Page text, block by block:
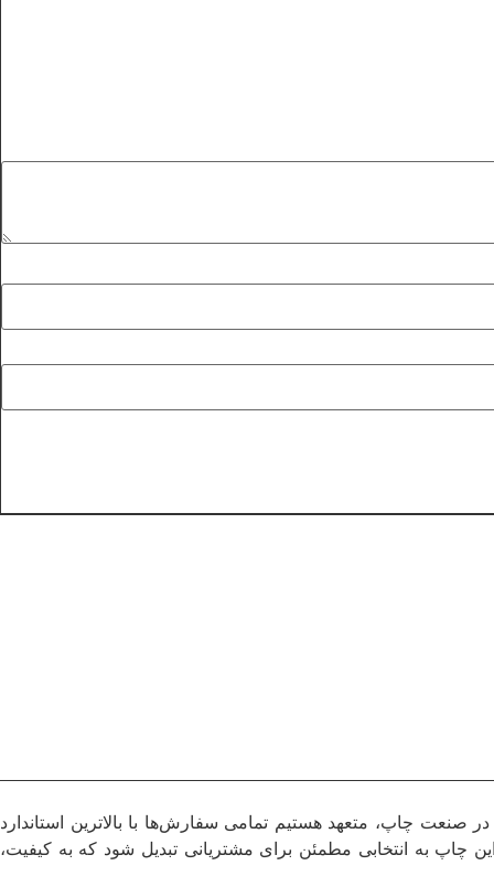
چاپ، متعهد هستیم تمامی سفارش‌ها با بالاترین استاندارد
به انتخابی مطمئن برای مشتریانی تبدیل شود که به کیفیت،